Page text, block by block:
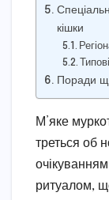
кішки
Поради
М’яке
треться об
ритуалом,